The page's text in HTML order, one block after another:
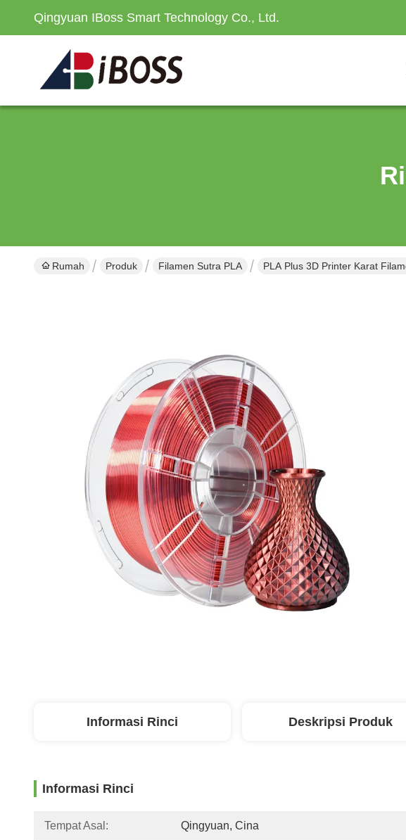
Qingyuan IBoss Smart Technology Co., Ltd.
Rumah Produk Filamen Sutra PLA PLA Plus 3D Printer Karat
Informasi Rinci Deskripsi Produk
Informasi Rinci
Tempat Asal: Qingyuan, Cina